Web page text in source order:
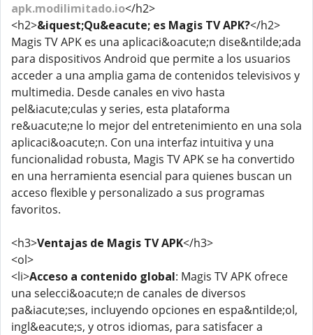
apk.modilimitado.io</h2>
<h2>&iquest;Qu&eacute; es Magis TV APK?</h2>
Magis TV APK es una aplicaci&oacute;n dise&ntilde;ada
para dispositivos Android que permite a los usuarios
acceder a una amplia gama de contenidos televisivos y
multimedia. Desde canales en vivo hasta
pel&iacute;culas y series, esta plataforma
re&uacute;ne lo mejor del entretenimiento en una sola
aplicaci&oacute;n. Con una interfaz intuitiva y una
funcionalidad robusta, Magis TV APK se ha convertido
en una herramienta esencial para quienes buscan un
acceso flexible y personalizado a sus programas
favoritos.
<h3>Ventajas de Magis TV APK</h3>
<ol>
<li>Acceso a contenido global: Magis TV APK ofrece
una selecci&oacute;n de canales de diversos
pa&iacute;ses, incluyendo opciones en espa&ntilde;ol,
ingl&eacute;s, y otros idiomas, para satisfacer a